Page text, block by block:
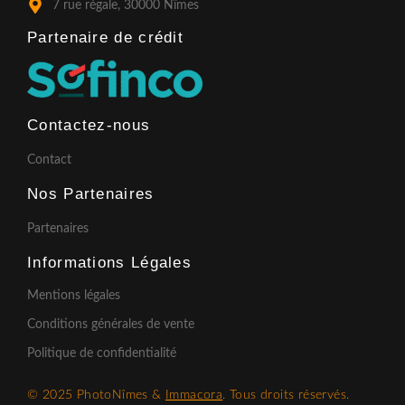
7 rue régale, 30000 Nîmes
Partenaire de crédit​
Contactez-nous
Contact
Nos Partenaires
Partenaires
Informations Légales
Mentions légales
Conditions générales de vente
Politique de confidentialité
© 2025 PhotoNîmes & Immacora. Tous droits réservés.